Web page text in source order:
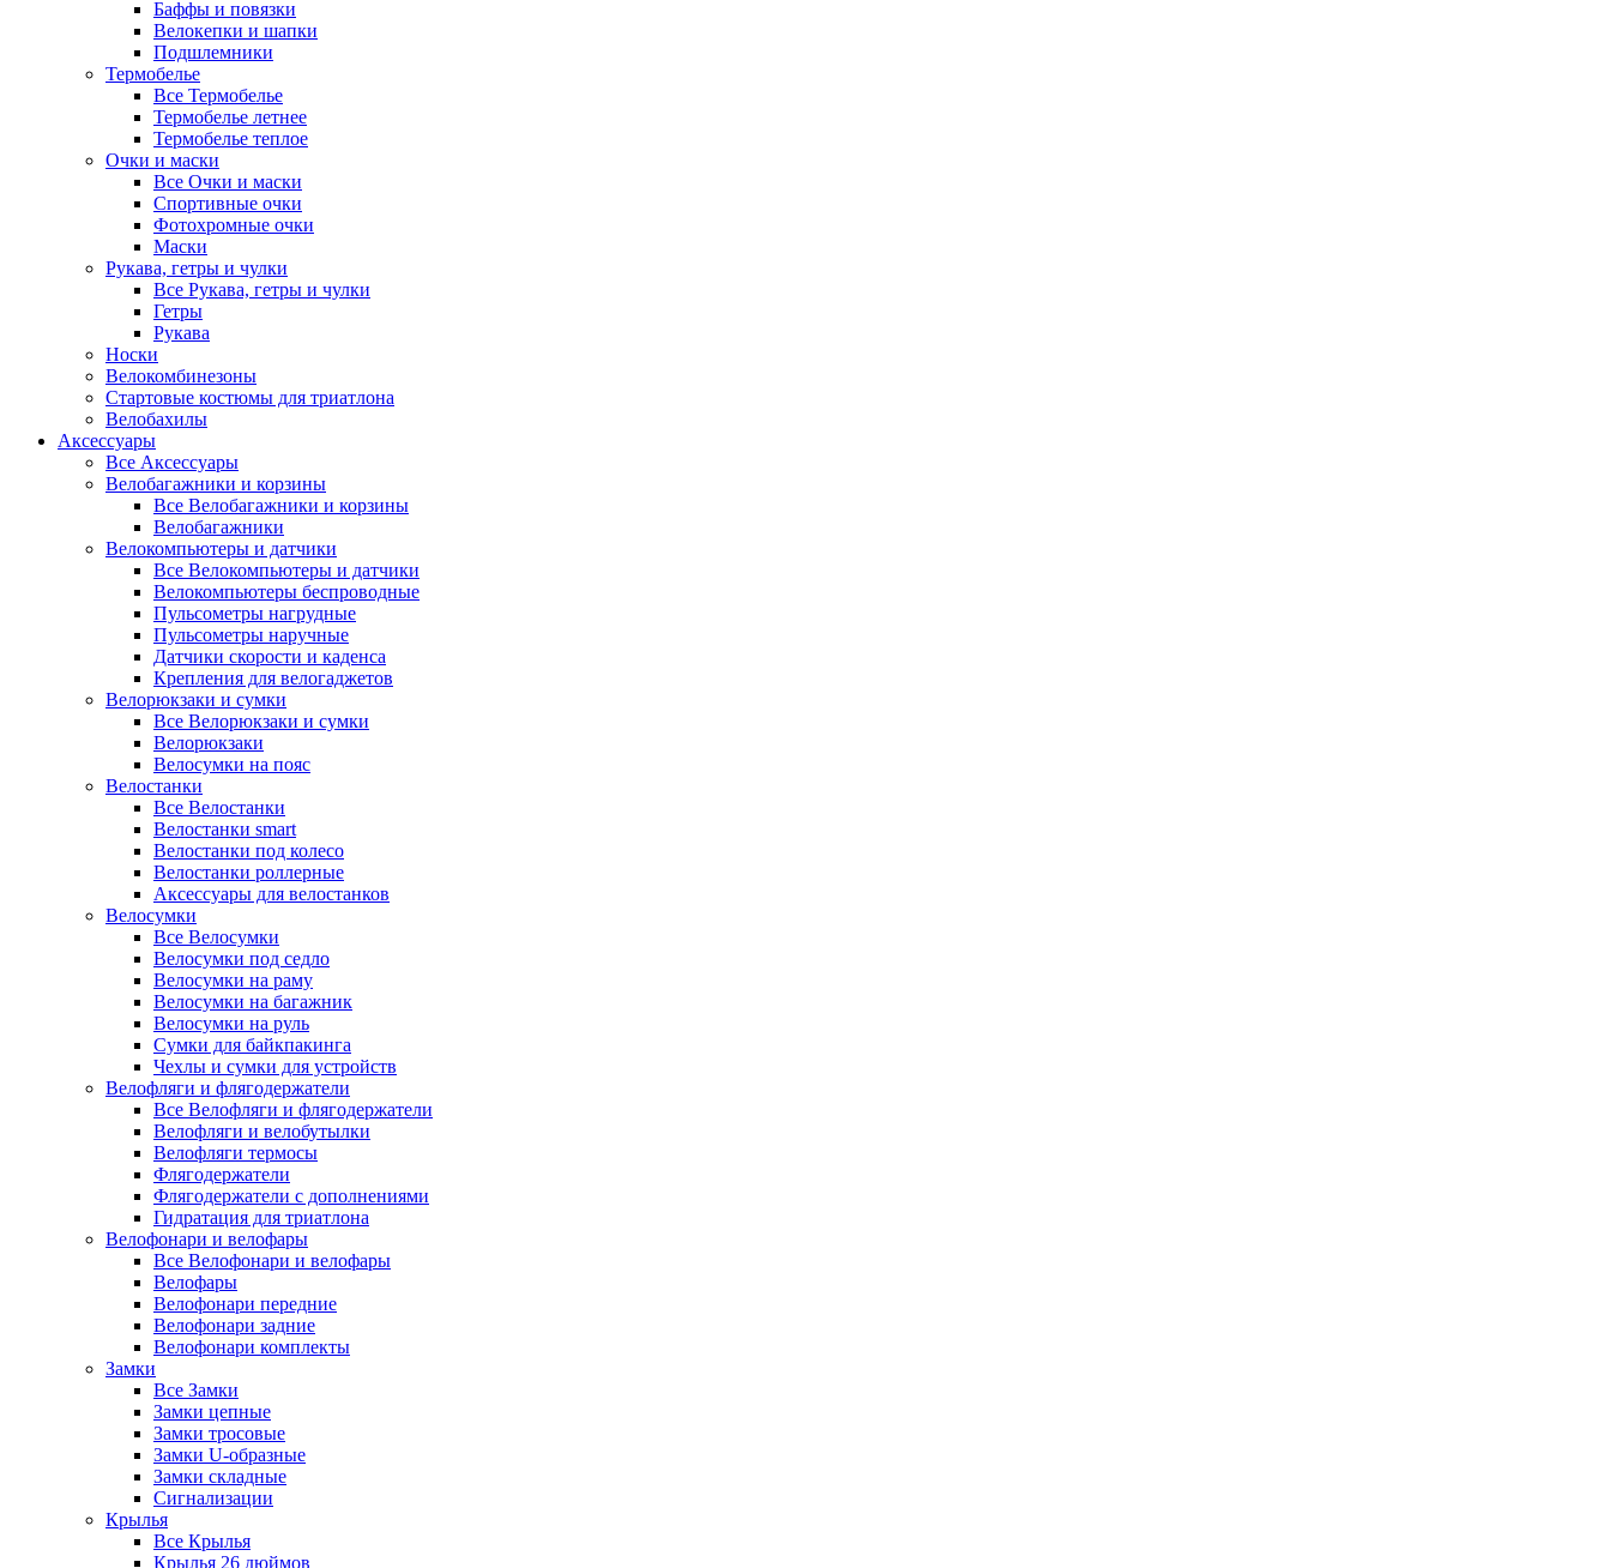
Баффы и повязки
Велокепки и шапки
Подшлемники
Термобелье
Все Термобелье
Термобелье летнее
Термобелье теплое
Очки и маски
Все Очки и маски
Спортивные очки
Фотохромные очки
Маски
Рукава, гетры и чулки
Все Рукава, гетры и чулки
Гетры
Рукава
Носки
Велокомбинезоны
Стартовые костюмы для триатлона
Велобахилы
Аксессуары
Все Аксессуары
Велобагажники и корзины
Все Велобагажники и корзины
Велобагажники
Велокомпьютеры и датчики
Все Велокомпьютеры и датчики
Велокомпьютеры беспроводные
Пульсометры нагрудные
Пульсометры наручные
Датчики скорости и каденса
Крепления для велогаджетов
Велорюкзаки и сумки
Все Велорюкзаки и сумки
Велорюкзаки
Велосумки на пояс
Велостанки
Все Велостанки
Велостанки smart
Велостанки под колесо
Велостанки роллерные
Аксессуары для велостанков
Велосумки
Все Велосумки
Велосумки под седло
Велосумки на раму
Велосумки на багажник
Велосумки на руль
Сумки для байкпакинга
Чехлы и сумки для устройств
Велофляги и флягодержатели
Все Велофляги и флягодержатели
Велофляги и велобутылки
Велофляги термосы
Флягодержатели
Флягодержатели с дополнениями
Гидратация для триатлона
Велофонари и велофары
Все Велофонари и велофары
Велофары
Велофонари передние
Велофонари задние
Велофонари комплекты
Замки
Все Замки
Замки цепные
Замки тросовые
Замки U-образные
Замки складные
Сигнализации
Крылья
Все Крылья
Крылья 26 дюймов